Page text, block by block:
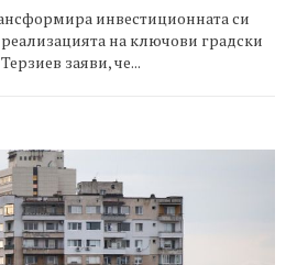
инвестиционната си
на ключови градски
заяви, че...